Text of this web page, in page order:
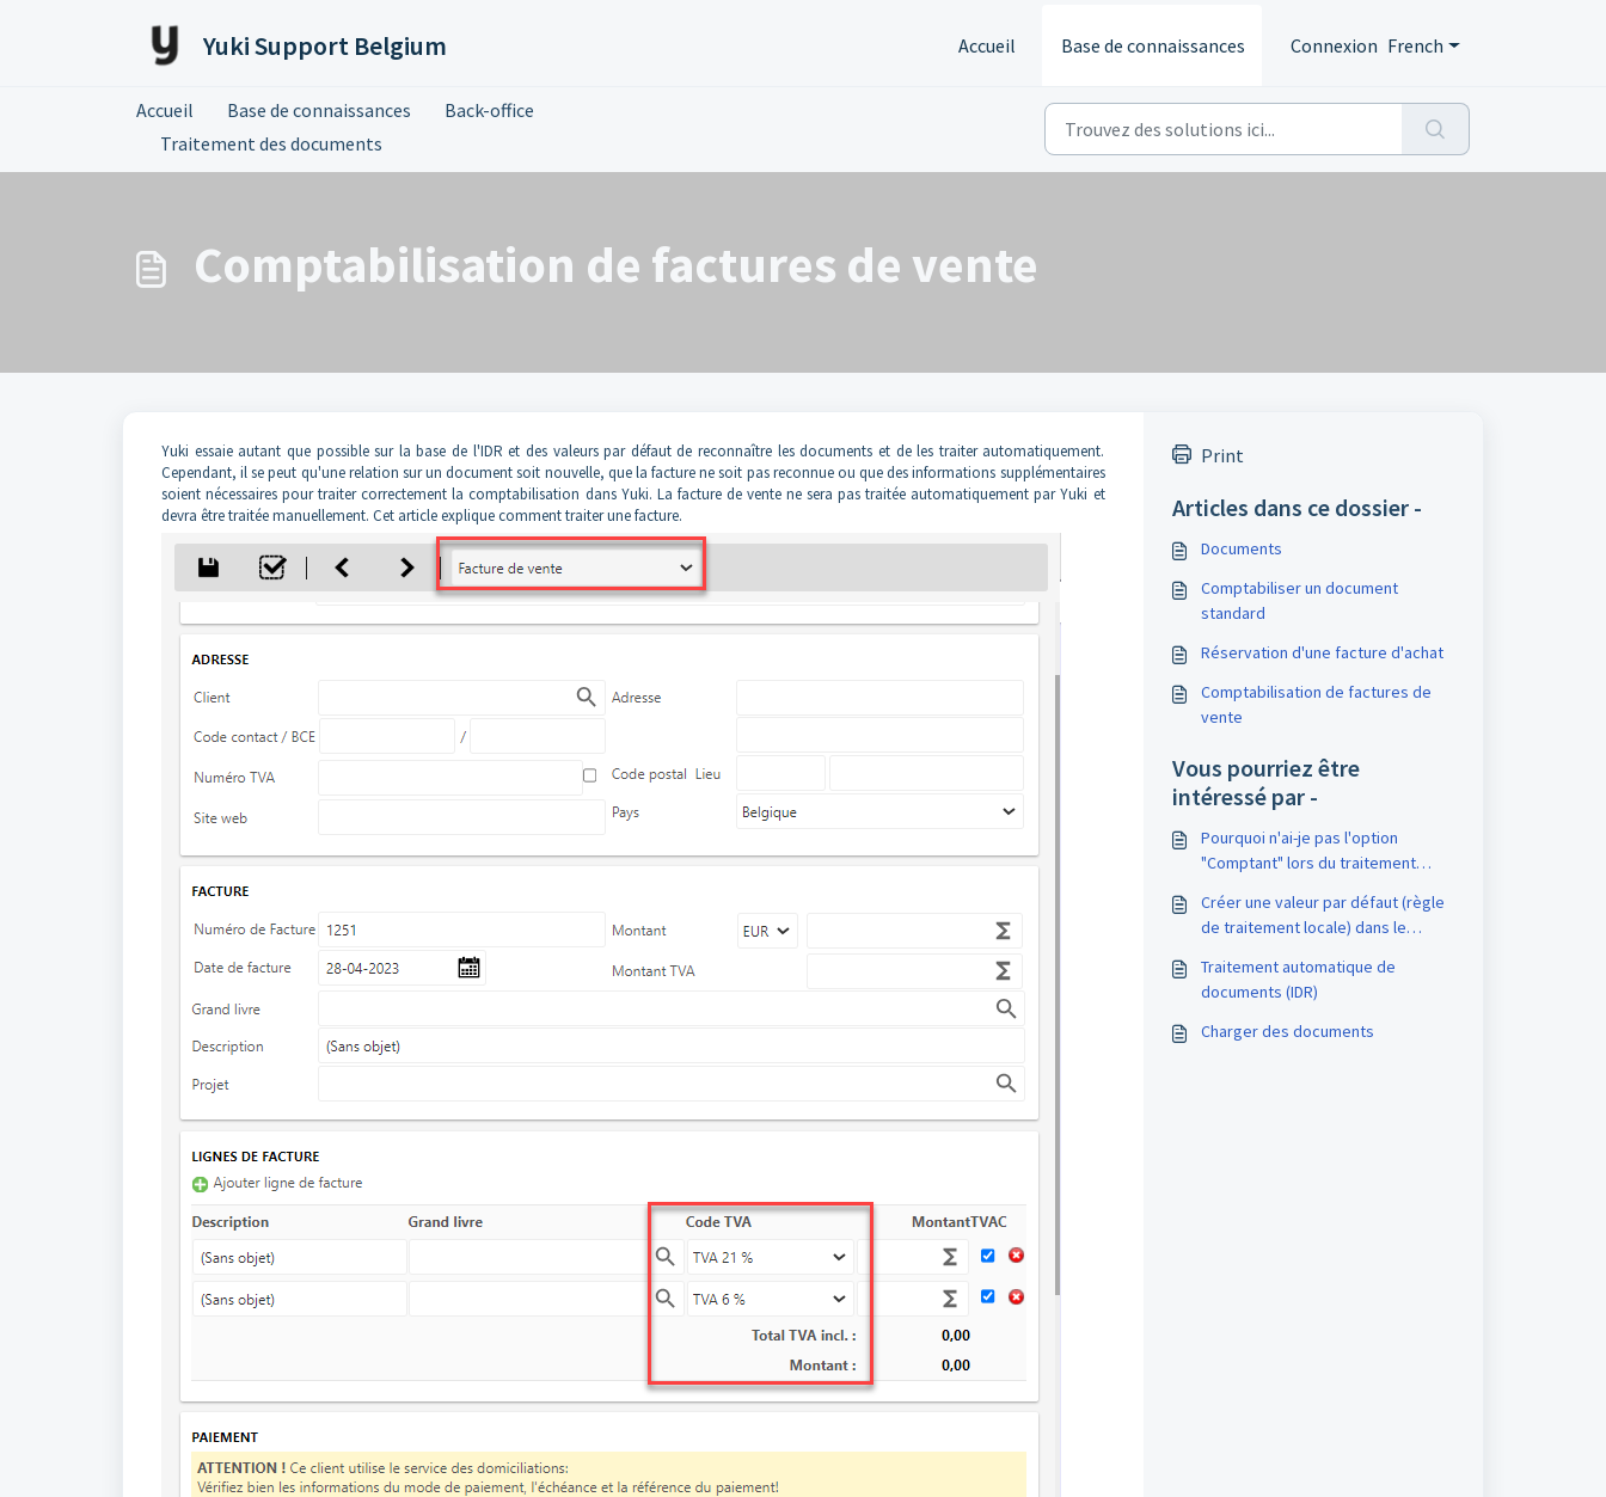
Yuki Support Belgium Accueil Base de connaissances Connexion French
Accueil Base de connaissances
Back-office
Traitement des documents
Comptabilisation de factures de vente
Yuki essaie autant que possible sur la base de l'IDR et des valeurs par défaut de reconnaître les documents et de les traiter automatiquement.
Cependant, il se peut qu'une relation sur un document soit nouvelle, que la facture ne soit pas reconnue ou que des informations supplémentaires
soient nécessaires pour traiter correctement la comptabilisation dans Yuki. La facture de vente ne sera pas traitée automatiquement par Yuki et
devra être traitée manuellement. Cet article explique comment traiter une facture.
Print
Articles dans ce dossier -
Documents
Comptabiliser un document
standard
Réservation d'une facture d'achat
Comptabilisation de factures de
vente
Vous pourriez être
intéressé par -
Pourquoi n'ai-je pas l'option
"Comptant" lors du traitement
paiement?
Créer une valeur par défaut (règle
de traitement locale) dans le
Traitement automatique de
documents (IDR)
Charger des documents